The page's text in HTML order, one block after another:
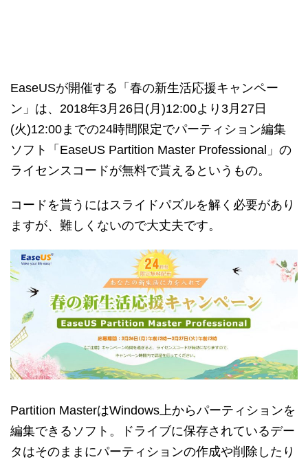
EaseUSが開催する「春の新生活応援キャンペー
ン」は、2018年3月26日(月)12:00より3月27日
(火)12:00までの24時間限定でパーティション編集
ソフト「EaseUS Partition Master Professional」の
ライセンスコードが無料で貰えるというもの。
コードを貰うにはスライドパズルを解く必要があり
ますが、難しくないので大丈夫です。
Partition MasterはWindows上からパーティションを
編集できるソフト。ドライブに保存されているデー
タはそのままにパーティションの作成や削除したり